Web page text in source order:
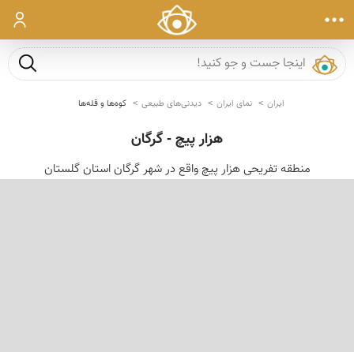
ورود
جست و
ایران نمای ایران دیدنی‌های طبیعی کوه‌ها و قله‌ها
هزار پیچ - گرگان
منطقه تفریحی هزار پیچ واقع در شهر گرگان استان گلستان